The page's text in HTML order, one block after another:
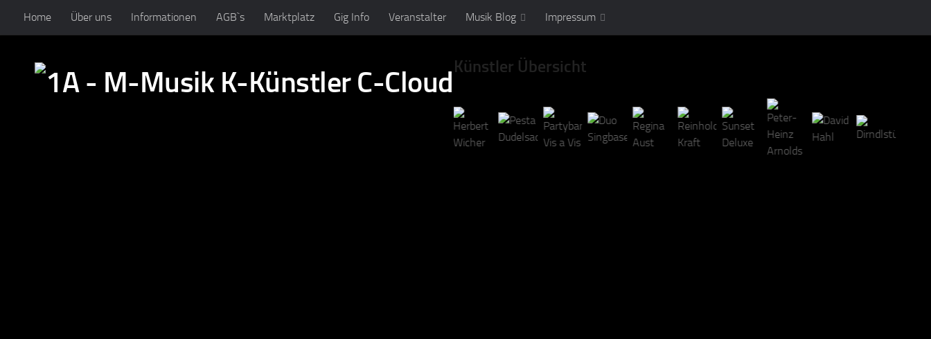
Zum Inhalt springen
Home Über uns Informationen AGB`s Marktplatz Gig Info Veranstalter Musik Blog Impressum
Künstler Übersicht